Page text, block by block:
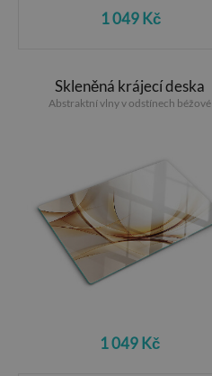
1 049 Kč
Skleněná krájecí deska
Abstraktní vlny v odstínech béžové
1 049 Kč